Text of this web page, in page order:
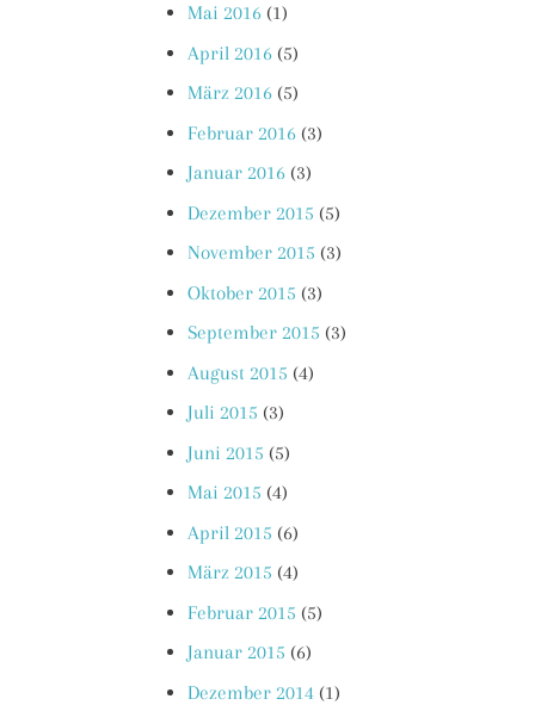
Mai 2016 (1)
April 2016 (5)
März 2016 (5)
Februar 2016 (3)
Januar 2016 (3)
Dezember 2015 (5)
November 2015 (3)
Oktober 2015 (3)
September 2015 (3)
August 2015 (4)
Juli 2015 (3)
Juni 2015 (5)
Mai 2015 (4)
April 2015 (6)
März 2015 (4)
Februar 2015 (5)
Januar 2015 (6)
Dezember 2014 (1)